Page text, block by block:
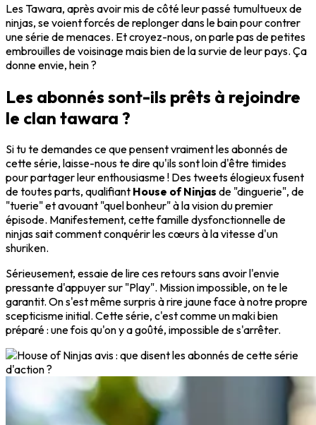
Les Tawara, après avoir mis de côté leur passé tumultueux de
ninjas, se voient forcés de replonger dans le bain pour contrer
une série de menaces. Et croyez-nous, on parle pas de petites
embrouilles de voisinage mais bien de la survie de leur pays. Ça
donne envie, hein ?
Les abonnés sont-ils prêts à rejoindre
le clan tawara ?
Si tu te demandes ce que pensent vraiment les abonnés de
cette série, laisse-nous te dire qu'ils sont loin d'être timides
pour partager leur enthousiasme ! Des tweets élogieux fusent
de toutes parts, qualifiant House of Ninjas de "dinguerie", de
"tuerie" et avouant "quel bonheur" à la vision du premier
épisode. Manifestement, cette famille dysfonctionnelle de
ninjas sait comment conquérir les cœurs à la vitesse d'un
shuriken.
Sérieusement, essaie de lire ces retours sans avoir l'envie
pressante d'appuyer sur "Play". Mission impossible, on te le
garantit. On s'est même surpris à rire jaune face à notre propre
scepticisme initial. Cette série, c'est comme un maki bien
préparé : une fois qu'on y a goûté, impossible de s'arrêter.